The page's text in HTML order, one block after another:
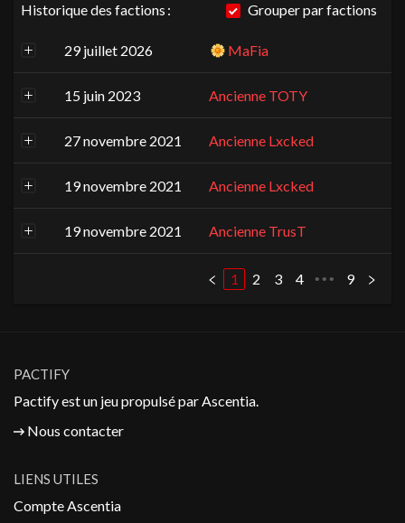
Historique des factions : Grouper par factions
29 juillet 2026 MaFia
15 juin 2023 Ancienne TOTY
27 novembre 2021 Ancienne Lxcked
19 novembre 2021 Ancienne Lxcked
19 novembre 2021 Ancienne TrusT
1 2 3 4 ••• 9
PACTIFY
Pactify est un jeu propulsé parAscentia.
Nous contacter
LIENS UTILES
Compte Ascentia